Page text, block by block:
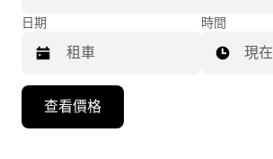
日期
向
時間
現在
查看價格